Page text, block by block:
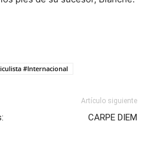
#Internacional
Artículo siguiente
CARPE DIEM